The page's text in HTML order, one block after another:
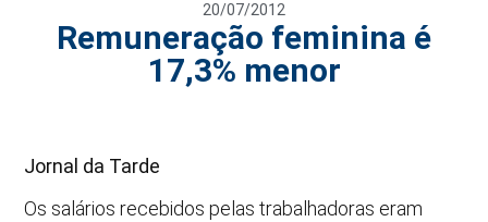
20/07/2012
Remuneração feminina é
17,3% menor
Jornal da Tarde
Os salários recebidos pelas trabalhadoras eram